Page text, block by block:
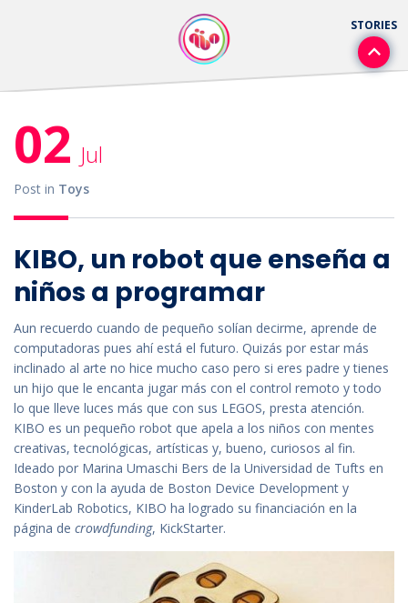
02 Jul
Post in Toys
KIBO, un robot que enseña a
niños a programar
Aun recuerdo cuando de pequeño solían decirme, aprende de
computadoras pues ahí está el futuro. Quizás por estar más
inclinado al arte no hice mucho caso pero si eres padre y tienes
un hijo que le encanta jugar más con el control remoto y todo
lo que lleve luces más que con sus LEGOS, presta atención.
KIBO es un pequeño robot que apela a los niños con mentes
creativas, tecnológicas, artísticas y, bueno, curiosos al fin.
Ideado por Marina Umaschi Bers de la Universidad de Tufts en
Boston y con la ayuda de Boston Device Development y
KinderLab Robotics, KIBO ha logrado su financiación en la
página de crowdfunding, KickStarter.